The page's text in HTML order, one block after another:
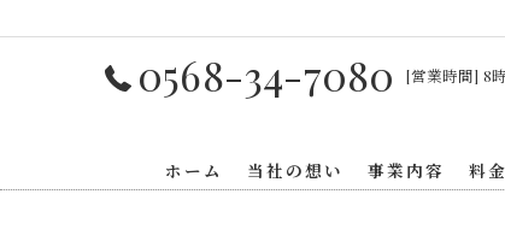
0568-34-7080 [営業時間] 8
ホーム 当社の想い 事業内容 料